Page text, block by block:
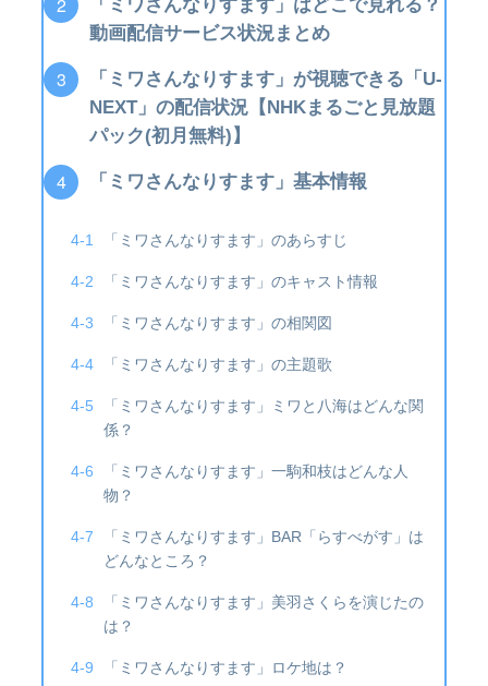
「ミワさんなりすます」はどこで見れる？
動画配信サービス状況まとめ
「ミワさんなりすます」が視聴できる「U-
NEXT」の配信状況【NHKまるごと見放題
パック(初月無料)】
「ミワさんなりすます」基本情報
「ミワさんなりすます」のあらすじ
「ミワさんなりすます」のキャスト情報
「ミワさんなりすます」の相関図
「ミワさんなりすます」の主題歌
「ミワさんなりすます」ミワと八海はどんな関
係？
「ミワさんなりすます」一駒和枝はどんな人
物？
「ミワさんなりすます」BAR「らすべがす」は
どんなところ？
「ミワさんなりすます」美羽さくらを演じたの
は？
「ミワさんなりすます」ロケ地は？